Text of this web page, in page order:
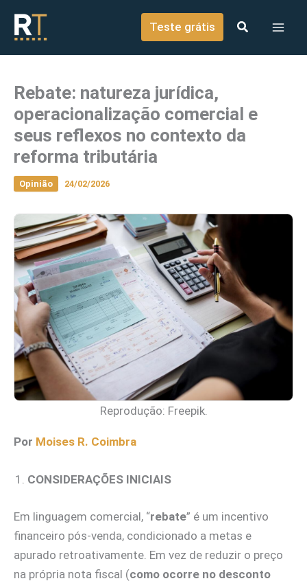
conteúdo
Teste grátis
Rebate: natureza jurídica,
operacionalização comercial e
seus reflexos no contexto da
reforma tributária
Opinião 24/02/2026
Reprodução: Freepik.
Por Moises R. Coimbra
CONSIDERAÇÕES INICIAIS
Em linguagem comercial, “rebate” é um incentivo
financeiro pós‑venda, condicionado a metas e
apurado retroativamente. Em vez de reduzir o preço
na própria nota fiscal (como ocorre no desconto